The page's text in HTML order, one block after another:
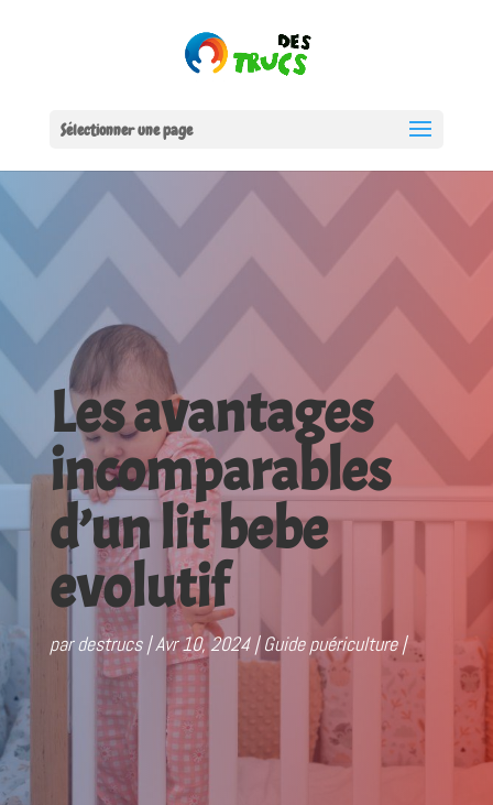
Sélectionner une page
Les avantages
incomparables
d’un lit bebe
evolutif
pardestrucs Avr 10, 2024 Guide puériculture